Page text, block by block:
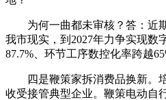
为何一曲都未审核？答：近
我市现实，到2027年力争实现数
87.7%、环节工序数控化率跨越
四是鞭策家拆消费品换新。
收受接管典型企业。鞭策电动自